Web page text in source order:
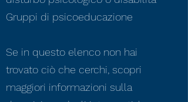
Gruppi di psicoeducazione
Se in questo elenco non hai
trovato ciò che cerchi, scopri
maggiori informazioni sulla